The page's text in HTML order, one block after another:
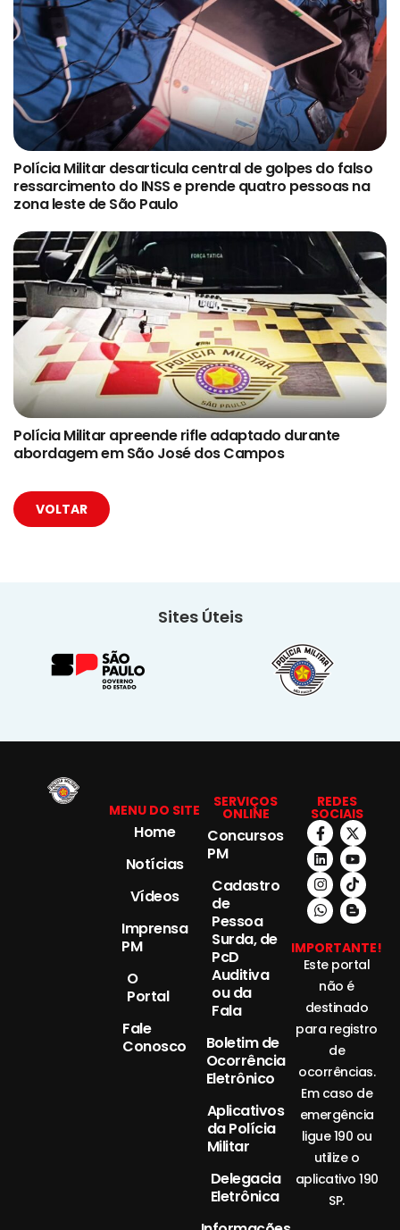
Polícia Militar desarticula central de golpes do falso
ressarcimento do INSS e prende quatro pessoas na
zona leste de São Paulo
Polícia Militar apreende rifle adaptado durante
abordagem em São José dos Campos
VOLTAR
Sites Úteis
MENU DO SITE
Home
Notícias
Vídeos
Imprensa
PM
O
Portal
Fale
Conosco
SERVIÇOS
ONLINE
Concursos
PM
Cadastro
de
Pessoa
Surda, de
PcD
Auditiva
ou da
Fala
Boletim de
Ocorrência
Eletrônico
Aplicativos
da Polícia
Militar
Delegacia
Eletrônica
REDES
SOCIAIS
IMPORTANTE!
Este portal
não é
destinado
para registro
de
ocorrências.
Em caso de
emergência
ligue 190 ou
utilize o
aplicativo 190
SP.